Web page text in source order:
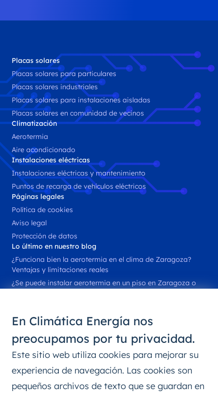
Placas solares
Placas solares para particulares
Placas solares industriales
Placas solares para instalaciones aisladas
Placas solares en comunidad de vecinos
Climatización
Aerotermia
Aire acondicionado
Instalaciones eléctricas
Instalaciones eléctricas y mantenimiento
Puntos de recarga de vehículos eléctricos
Páginas legales
Política de cookies
Aviso legal
Protección de datos
Lo último en nuestro blog
¿Funciona bien la aerotermia en el clima de Zaragoza?
Ventajas y limitaciones reales
¿Se puede instalar aerotermia en un piso en Zaragoza o
en Zaragoza?
Parking solar para empresas en Zaragoza: normativa y
oportunidades
Cargar el coche eléctrico con placas solares: guía práctica
Climática Energía
info@climaticaenergia.es
En Climática Energía nos
preocupamos por tu privacidad.
Este sitio web utiliza cookies para mejorar su
experiencia de navegación. Las cookies son
pequeños archivos de texto que se guardan en